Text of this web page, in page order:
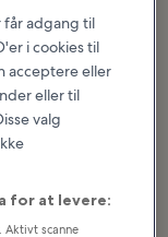
med
i Rom
for at få gode
med familien i Rom.
hovedstad er
historiske
men vi...
adgang til
i cookies til
acceptere eller
eller til
valg
for at levere:
Aktivt scanne